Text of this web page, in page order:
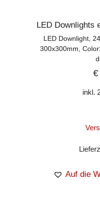
LED Downlights
LED Downlight,
300x300mm,
€
inkl.
Auf die